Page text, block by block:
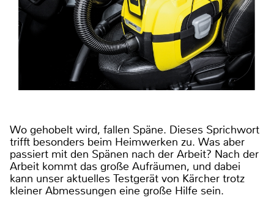
Wo gehobelt wird, fallen Späne. Dieses Sprichwort
trifft besonders beim Heimwerken zu. Was aber
passiert mit den Spänen nach der Arbeit? Nach der
Arbeit kommt das große Aufräumen, und dabei
kann unser aktuelles Testgerät von Kärcher trotz
kleiner Abmessungen eine große Hilfe sein.